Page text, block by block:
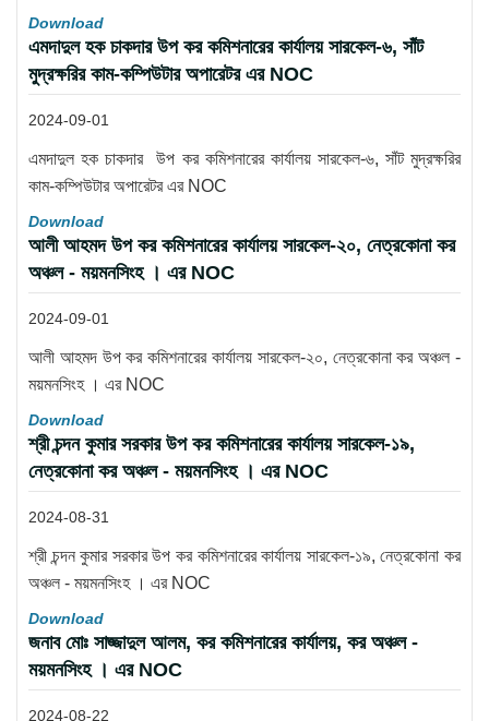
Download
এমদাদুল হক চাকদার উপ কর কমিশনারের কার্যালয় সারকেল-৬, সাঁট
মুদ্রক্ষরির কাম-কম্পিউটার অপারেটর এর NOC
2024-09-01
এমদাদুল হক চাকদার উপ কর কমিশনারের কার্যালয় সারকেল-৬, সাঁট মুদ্রক্ষরির
কাম-কম্পিউটার অপারেটর এর NOC
Download
আলী আহমদ উপ কর কমিশনারের কার্যালয় সারকেল-২০, নেত্রকোনা কর
অঞ্চল - ময়মনসিংহ । এর NOC
2024-09-01
আলী আহমদ উপ কর কমিশনারের কার্যালয় সারকেল-২০, নেত্রকোনা কর অঞ্চল -
ময়মনসিংহ । এর NOC
Download
শ্রী চন্দন কুমার সরকার উপ কর কমিশনারের কার্যালয় সারকেল-১৯,
নেত্রকোনা কর অঞ্চল - ময়মনসিংহ । এর NOC
2024-08-31
শ্রী চন্দন কুমার সরকার উপ কর কমিশনারের কার্যালয় সারকেল-১৯, নেত্রকোনা কর
অঞ্চল - ময়মনসিংহ । এর NOC
Download
জনাব মোঃ সাজ্জাদুল আলম, কর কমিশনারের কার্যালয়, কর অঞ্চল -
ময়মনসিংহ । এর NOC
2024-08-22